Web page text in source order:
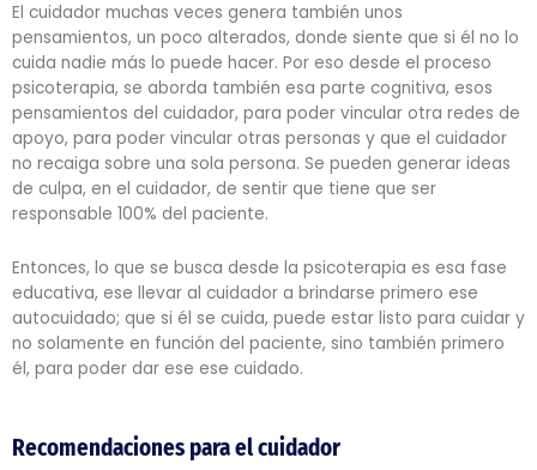
El cuidador muchas veces genera también unos
pensamientos, un poco alterados, donde siente que si él no lo
cuida nadie más lo puede hacer. Por eso desde el proceso
psicoterapia, se aborda también esa parte cognitiva, esos
pensamientos del cuidador, para poder vincular otra redes de
apoyo, para poder vincular otras personas y que el cuidador
no recaiga sobre una sola persona. Se pueden generar ideas
de culpa, en el cuidador, de sentir que tiene que ser
responsable 100% del paciente.
Entonces, lo que se busca desde la psicoterapia es esa fase
educativa, ese llevar al cuidador a brindarse primero ese
autocuidado; que si él se cuida, puede estar listo para cuidar y
no solamente en función del paciente, sino también primero
él, para poder dar ese ese cuidado.
Recomendaciones para el cuidador